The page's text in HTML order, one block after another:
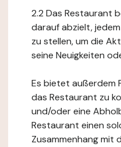
2.2 Das Restaurant
darauf abzielt,
zu stellen, um die
seine Neuigkeiten
Es bietet außerdem
das Restaurant zu
und/oder eine
Restaurant einen
Zusammenhang mit